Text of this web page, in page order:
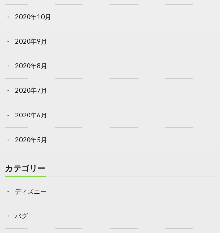
2020年10月
2020年9月
2020年8月
2020年7月
2020年6月
2020年5月
カテゴリー
ディズニー
バグ